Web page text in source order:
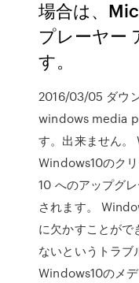
場合は、
プレーヤー
す。
2016/03/05 ダウ
windows media
す。出来ません
Windows10のク
10 へのアップグ
されます。
に欠かすことがで
ないというトラブ
Windows10のメ